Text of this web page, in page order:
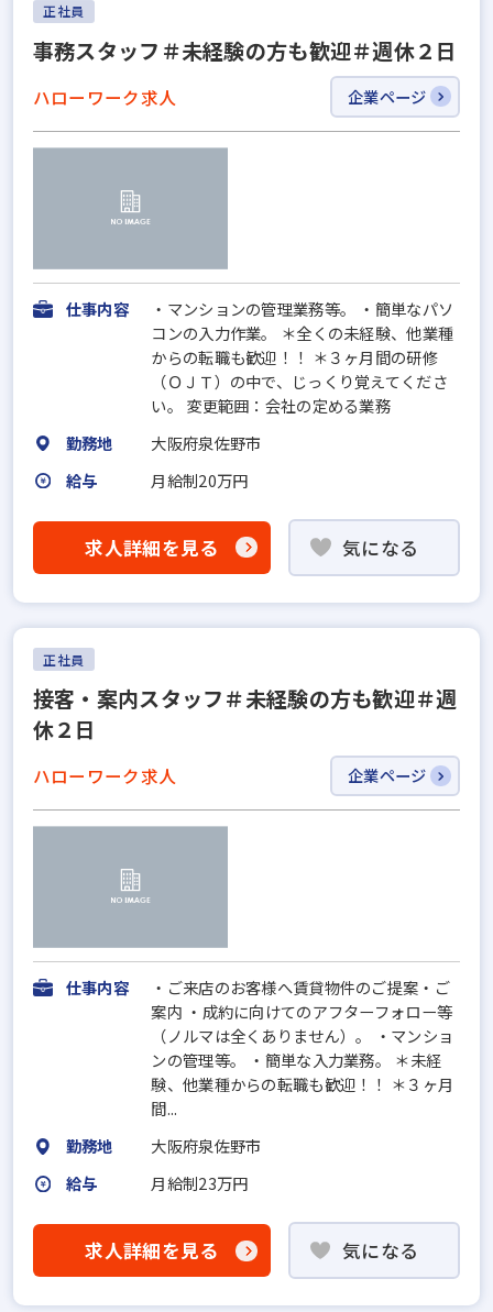
正社員
事務スタッフ＃未経験の方も歓迎＃週休２日
ハローワーク求人 企業ページ
仕事内容
・マンションの管理業務等。 ・簡単なパソ
コンの入力作業。 ＊全くの未経験、他業種
からの転職も歓迎！！ ＊３ヶ月間の研修
（ＯＪＴ）の中で、じっくり覚えてくださ
い。 変更範囲：会社の定める業務
勤務地
大阪府泉佐野市
給与
月給制20万円
求人詳細を見る 気になる
正社員
接客・案内スタッフ＃未経験の方も歓迎＃週
休２日
ハローワーク求人 企業ページ
仕事内容
・ご来店のお客様へ賃貸物件のご提案・ご
案内 ・成約に向けてのアフターフォロー等
（ノルマは全くありません）。 ・マンショ
ンの管理等。 ・簡単な入力業務。 ＊未経
験、他業種からの転職も歓迎！！ ＊３ヶ月
間...
勤務地
大阪府泉佐野市
給与
月給制23万円
求人詳細を見る 気になる